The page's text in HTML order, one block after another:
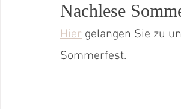
Betreutes Wohnen Oestrich-Winkel Kita
Nachlese
Hier gelangen Sie zu
Sommerfest.